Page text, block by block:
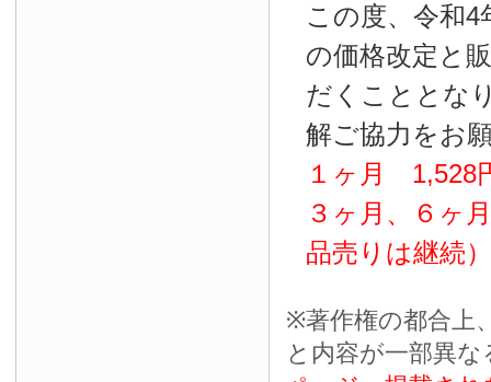
この度、令和4
の価格改定と
だくこととな
解ご協力をお
１ヶ月 1,528
３ヶ月、６ヶ
品売りは継続）
※著作権の都合上
と内容が一部異な